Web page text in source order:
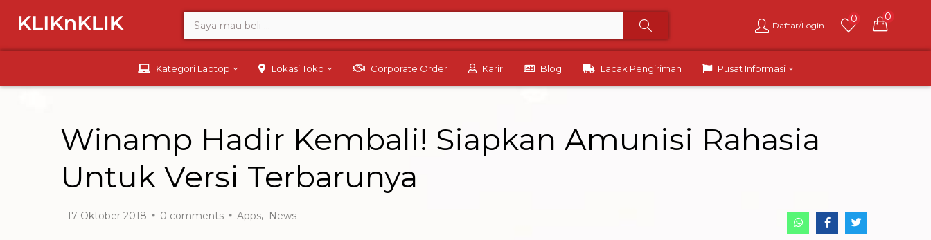
Daftar/Login
0 0
Kategori Laptop Lokasi Toko Corporate Order Karir Blog Lacak Pengiriman Pusat Informasi
Winamp Hadir Kembali! Siapkan Amunisi Rahasia
Untuk Versi Terbarunya
17 Oktober 2018 0 comments Apps, News